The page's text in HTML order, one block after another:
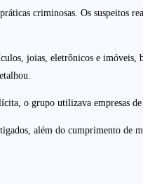
criminosas. Os suspeitos
joias, eletrônicos e
o grupo utilizava empresas
além do cumprimento de